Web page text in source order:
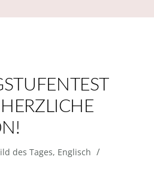
des Tages, Englisch /